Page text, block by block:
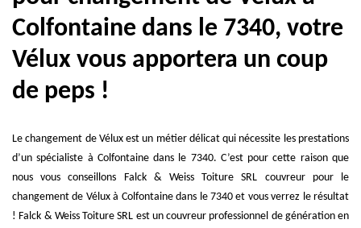
Colfontaine dans le 7340, votre
Vélux vous apportera un coup
de peps !
Le changement de Vélux est un métier délicat qui nécessite les prestations
d’un spécialiste à Colfontaine dans le 7340. C’est pour cette raison que
nous vous conseillons Falck & Weiss Toiture SRL couvreur pour le
changement de Vélux à Colfontaine dans le 7340 et vous verrez le résultat
! Falck & Weiss Toiture SRL est un couvreur professionnel de génération en